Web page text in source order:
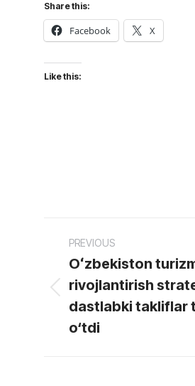
Share this:
Facebook X
Like this:
Post
navigation
PREVIOUS
Previous
post:
Oʻzbekiston
rivojlantirish
dastlabki takliflar
o‘tdi